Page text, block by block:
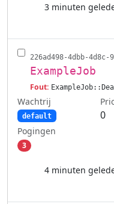
3 minuten
226ad498-4dbb-4d8c-
ExampleJob
Fout:
Wachtrij
default 0
Pogingen
3
4 minuten